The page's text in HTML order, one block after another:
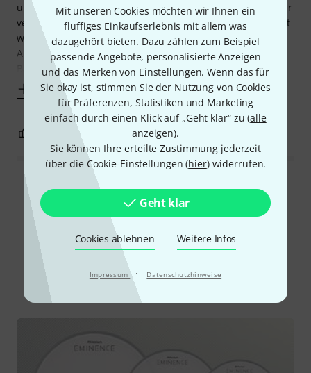
Mit unseren Cookies möchten wir Ihnen ein
fluffiges Einkaufserlebnis mit allem was
dazugehört bieten. Dazu zählen zum Beispiel
passende Angebote, personalisierte Anzeigen
und das Merken von Einstellungen. Wenn das für
Sie okay ist, stimmen Sie der Nutzung von Cookies
für Präferenzen, Statistiken und Marketing
einfach durch einen Klick auf „Geht klar“ zu (alle
anzeigen).
Sie können Ihre erteilte Zustimmung jederzeit
über die Cookie-Einstellungen (hier) widerrufen.
Geht klar
Cookies ablehnen Weitere Infos
Impressum · Datenschutzhinweise
und bietet ebenso genau jenes Klangsprektrum welches für
verschiedene Spieltechniken und Dynamiken vorausgesetzt
wird.
Anfänger können sich über einen einfacher zu spielenden
Bass freuen und Profis werden vor
Mehr anzeigen
1 BEWERTUNG MELDEN
Alle Bewertungen lesen
Schon gewusst?
Ratgeber